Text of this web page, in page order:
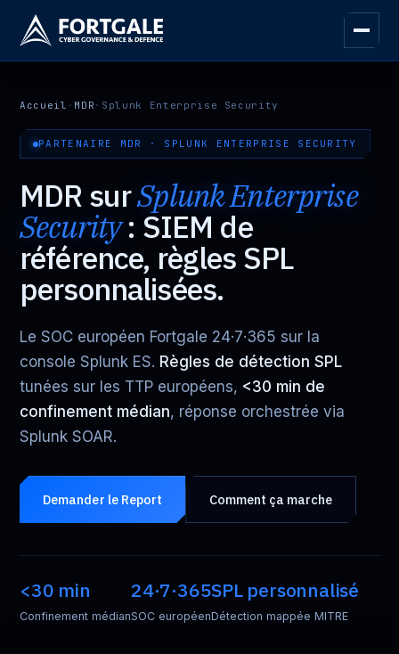
Accueil · MDR · Splunk Enterprise Security
PARTENAIRE MDR · SPLUNK ENTERPRISE SECURITY
MDR surSplunk Enterprise
Security: SIEM de
référence, règles SPL
personnalisées.
Le SOC européen Fortgale 24·7·365 sur la
console Splunk ES. Règles de détection SPL
tunées sur les TTP européens, <30 min de
confinement médian, réponse orchestrée via
Splunk SOAR.
Demander le Report Comment ça marche
<30 min
Confinement médian
24·7·365
SOC européen
SPL personnalisé
Détection mappée MITRE